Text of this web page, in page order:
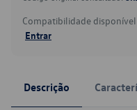
Compatibilidade
Entrar
Descrição